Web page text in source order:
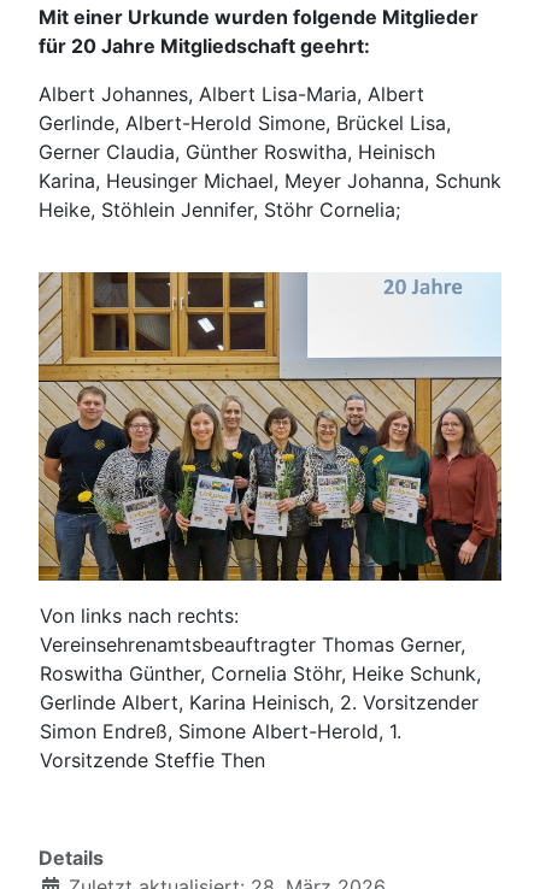
Mit einer Urkunde wurden folgende Mitglieder
für 20 Jahre Mitgliedschaft geehrt:
Albert Johannes, Albert Lisa-Maria, Albert
Gerlinde, Albert-Herold Simone, Brückel Lisa,
Gerner Claudia, Günther Roswitha, Heinisch
Karina, Heusinger Michael, Meyer Johanna, Schunk
Heike, Stöhlein Jennifer, Stöhr Cornelia;
Von links nach rechts:
Vereinsehrenamtsbeauftragter Thomas Gerner,
Roswitha Günther, Cornelia Stöhr, Heike Schunk,
Gerlinde Albert, Karina Heinisch, 2. Vorsitzender
Simon Endreß, Simone Albert-Herold, 1.
Vorsitzende Steffie Then
Details